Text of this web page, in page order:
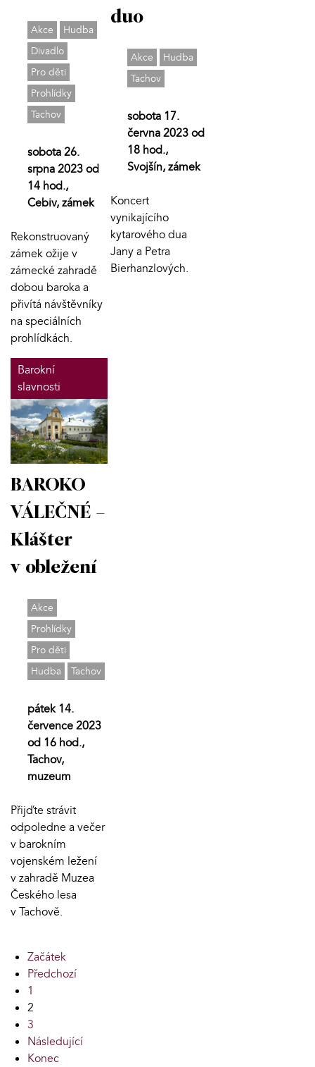
Akce
Hudba
Divadlo
Pro děti
Prohlídky
Tachov
sobota 26.
srpna 2023 od
14 hod.,
Cebiv, zámek
Rekonstruovaný
zámek ožije v
zámecké zahradě
dobou baroka a
přivítá návštěvníky
na speciálních
prohlídkách.
duo
Akce
Hudba
Tachov
sobota 17.
června 2023 od
18 hod.,
Svojšín, zámek
Koncert
vynikajícího
kytarového dua
Jany a Petra
Bierhanzlových.
Barokní
slavnosti
BAROKO
VÁLEČNÉ –
Klášter
v obležení
Akce
Prohlídky
Pro děti
Hudba
Tachov
pátek 14.
července 2023
od 16 hod.,
Tachov,
muzeum
Přijďte strávit
odpoledne a večer
v barokním
vojenském ležení
v zahradě Muzea
Českého lesa
v Tachově.
Začátek
Předchozí
1
2
3
Následující
Konec